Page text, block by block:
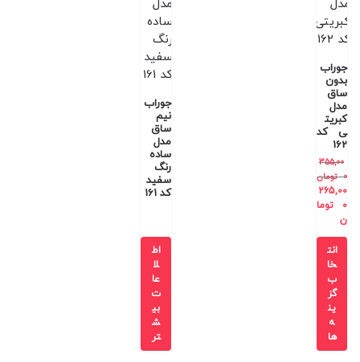
جوراب
بدون
ساق
مدل
کبریت
ی کد
162
355,00
0 تومان
265,00
0
توما
ن
انت
خا
ب
گز
ین
ه
ها
جوراب
نیم
ساق
مدل
ساده
رنگ
سفید
کد 161
اط
لا
عا
ت
بی
ش
تر